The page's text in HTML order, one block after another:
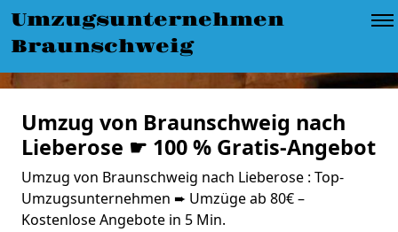
Umzugsunternehmen
Braunschweig
Umzug von Braunschweig nach
Lieberose ☛ 100 % Gratis-Angebot
Umzug von Braunschweig nach Lieberose : Top-
Umzugsunternehmen ➨ Umzüge ab 80€ –
Kostenlose Angebote in 5 Min.